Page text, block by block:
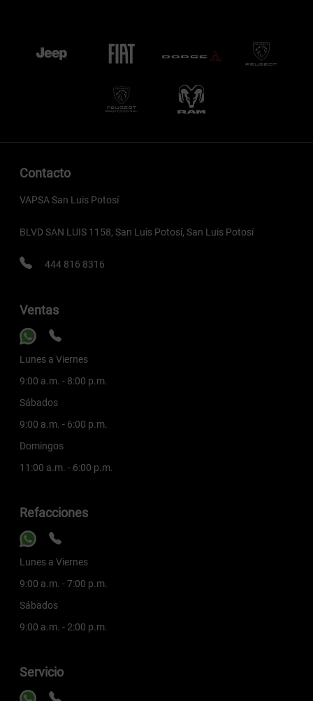
Contacto
VAPSA San Luis Potosí
BLVD SAN LUIS 1158, San Luis Potosí, San Luis Potosí
444 816 8316
Ventas
Lunes a Viernes
9:00 a.m. - 8:00 p.m.
Sábados
9:00 a.m. - 6:00 p.m.
Domingos
11:00 a.m. - 6:00 p.m.
Refacciones
Lunes a Viernes
9:00 a.m. - 7:00 p.m.
Sábados
9:00 a.m. - 2:00 p.m.
Servicio